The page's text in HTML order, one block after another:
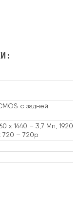
с задней
x 1440 – 3,7 Мп, 1920
720 – 720p